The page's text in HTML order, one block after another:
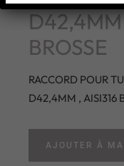
D42,4MM
BROSSE
RACCORD POUR
D42,4MM , AISI316
AJOUTER À